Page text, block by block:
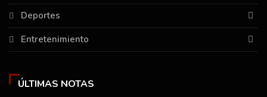
Deportes
Entretenimiento
ÚLTIMAS NOTAS